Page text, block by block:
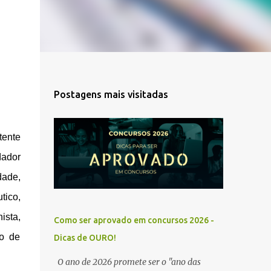
de
Postagens mais visitadas
Como ser aprovado em concursos 2026 -
Dicas de OURO!
O ano de 2026 promete ser o "ano das